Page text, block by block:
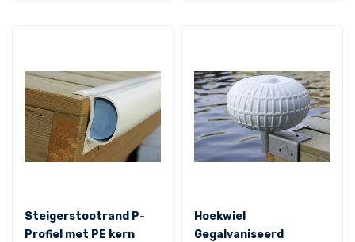
Steigerstootrand P-
Profiel met PE kern
Hoekwiel
Gegalvaniseerd